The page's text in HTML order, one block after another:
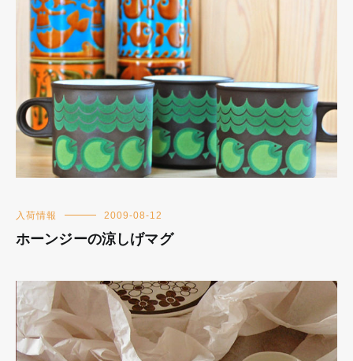
入荷情報 2009-08-12
ホーンジーの涼しげマグ